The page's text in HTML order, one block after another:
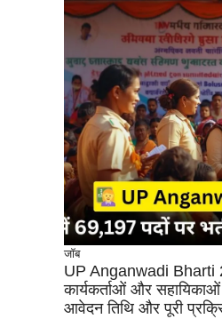
जॉब
UP Anganwadi Bharti
कार्यकर्ताओं और
आवेदन तिथि और पूरी